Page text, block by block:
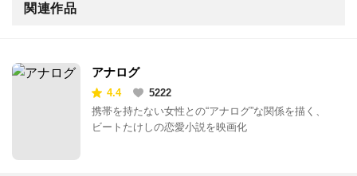
関連作品
アナログ
4.4
5222
携帯を持たない女性との“アナログ”な関係を描く、
ビートたけしの恋愛小説を映画化